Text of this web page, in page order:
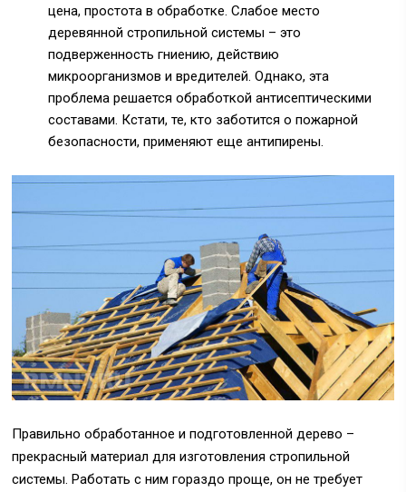
цена, простота в обработке. Слабое место
деревянной стропильной системы – это
подверженность гниению, действию
микроорганизмов и вредителей. Однако, эта
проблема решается обработкой антисептическими
составами. Кстати, те, кто заботится о пожарной
безопасности, применяют еще антипирены.
Правильно обработанное и подготовленной дерево –
прекрасный материал для изготовления стропильной
системы. Работать с ним гораздо проще, он не требует